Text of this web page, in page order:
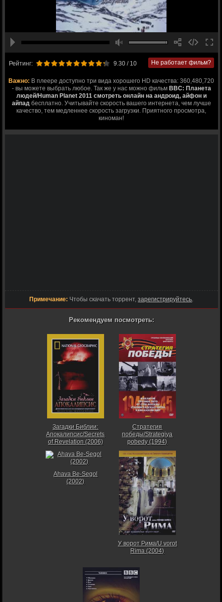
Рейтинг: 9.30/ 10 Не работает фильм?
Важно: В плеере доступно три вида хорошего HD качества: 360,480,720
- вы можете выбрать любое. Так же у нас можно фильм BBC: Планета
людей/Human Planet 2011 смотреть онлайн на андроид, айфон и
айпадбесплатно. Учитывайте скорость вашего интернета, чем лучше
качество, тем медленнее скорость загрузки. Приятного просмотра,
киноман!
Примечание: Чтобы скачать торрент,зарегистрируйтесь.
Рекомендуем посмотреть:
Загадки Библии:
Апокалипсис/Secrets
of Revelation (2006)
Стратегия
победы/Strategiya
pobedy (1994)
Ahava Be-Segol
(2002)
У ворот Рима/U vorot
Rima (2004)